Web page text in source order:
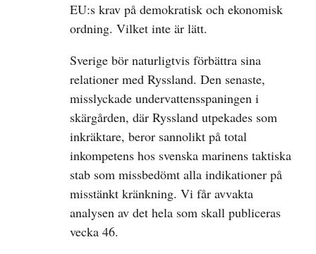
EU:s krav på demokratisk och ekonomisk
ordning. Vilket inte är lätt.
Sverige bör naturligtvis förbättra sina
relationer med Ryssland. Den senaste,
misslyckade undervattensspaningen i
skärgården, där Ryssland utpekades som
inkräktare, beror sannolikt på total
inkompetens hos svenska marinens taktiska
stab som missbedömt alla indikationer på
misstänkt kränkning. Vi får avvakta
analysen av det hela som skall publiceras
vecka 46.